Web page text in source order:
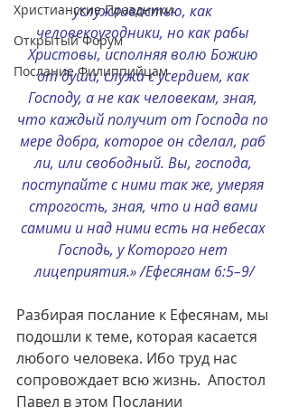
Христианские Праздники
Открытый Форум
Послание Филиппийцам
услужливостью, как
человекоугодники, но как рабы
Христовы, исполняя волю Божию
от души, служа с усердием, как
Господу, а не как человекам, зная,
что каждый получит от Господа по
мере добра, которое он сделал, раб
ли, или свободный. Вы, господа,
поступайте с ними так же, умеряя
строгость, зная, что и над вами
самими и над ними есть на небесах
Господь, у Которого нет
лицеприятия.» /Ефесянам 6:5–9/
Разбирая послание к Ефесянам, мы
подошли к теме, которая касается
любого человека. Ибо труд нас
сопровождает всю жизнь.  Апостол
Павел в этом Послании